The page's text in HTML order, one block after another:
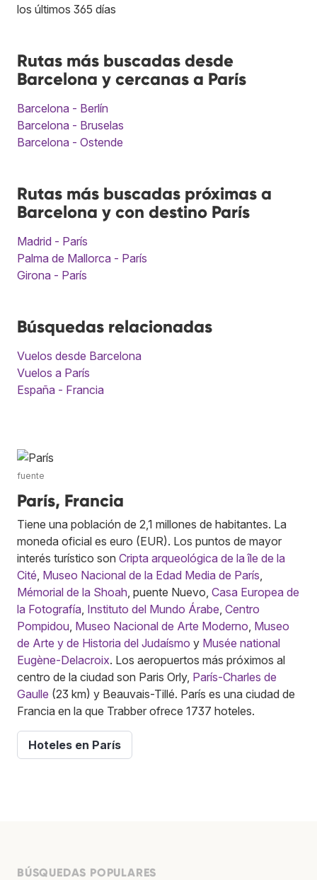
los últimos 365 días
Rutas más buscadas desde
Barcelona y cercanas a París
Barcelona - Berlín
Barcelona - Bruselas
Barcelona - Ostende
Rutas más buscadas próximas a
Barcelona y con destino París
Madrid - París
Palma de Mallorca - París
Girona - París
Búsquedas relacionadas
Vuelos desde Barcelona
Vuelos a París
España - Francia
fuente
París, Francia
Tiene una población de 2,1 millones de habitantes. La
moneda oficial es euro (EUR). Los puntos de mayor
interés turístico son Cripta arqueológica de la île de la
Cité Museo Nacional de la Edad Media de París
Mémorial de la Shoah , puente Nuevo, Casa Europea de
la Fotografía Instituto del Mundo Árabe Centro
Pompidou Museo Nacional de Arte Moderno Museo
de Arte y de Historia del Judaísmo y Musée national
Eugène-Delacroix. Los aeropuertos más próximos al
centro de la ciudad son Paris Orly, París-Charles de
Gaulle (23 km) y Beauvais-Tillé. París es una ciudad de
Francia en la que Trabber ofrece 1737 hoteles.
Hoteles en París
BÚSQUEDAS POPULARES